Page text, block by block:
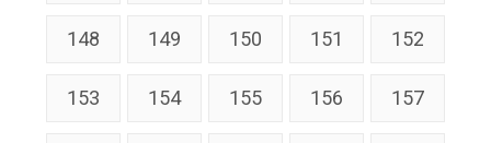
148 149 150 151 152
153 154 155 156 157